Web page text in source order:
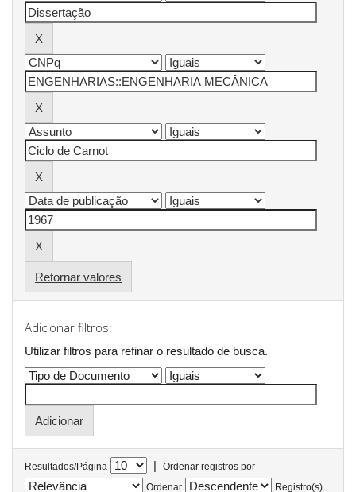
Retornar valores
Adicionar filtros:
Utilizar filtros para refinar o resultado de busca.
Resultados/Página |
Ordenar registros por
Ordenar
Registro(s)